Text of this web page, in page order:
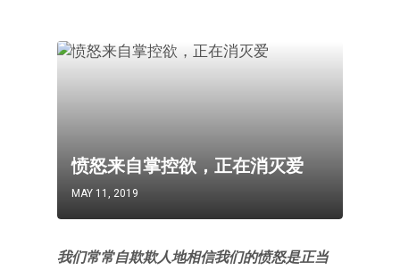
愤怒来自掌控欲，正在消灭爱
MAY 11, 2019
我们常常自欺欺人地相信我们的愤怒是正当